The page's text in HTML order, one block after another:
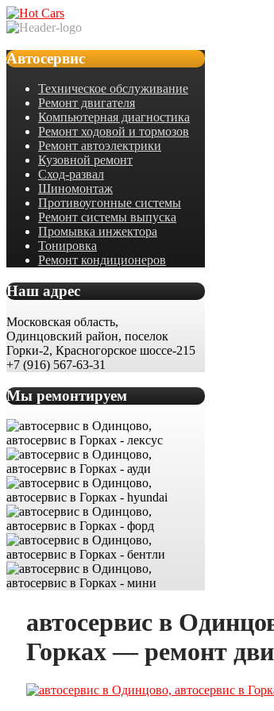
Автосервис
Техническое обслуживание
Ремонт двигателя
Компьютерная диагностика
Ремонт ходовой и тормозов
Ремонт автоэлектрики
Кузовной ремонт
Сход-развал
Шиномонтаж
Противоугонные системы
Ремонт системы выпуска
Промывка инжектора
Тонировка
Ремонт кондиционеров
Наш адрес
Московская область,
Одинцовский район, поселок
Горки-2, Красногорское шоссе-215
+7 (916) 567-63-31
Мы ремонтируем
автосервис в
Горках — ремонт